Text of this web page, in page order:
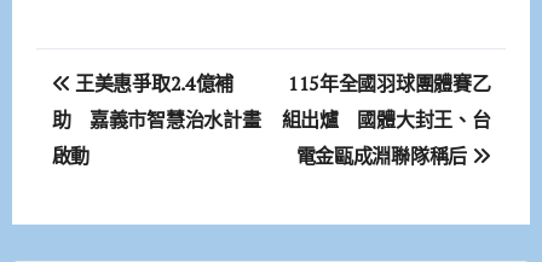
文
章
導
覽
王美惠爭取2.4億補
助 嘉義市智慧治水計畫
啟動
115年全國羽球團體賽乙
組出爐 國體大封王、台
電金甌成淵聯隊稱后